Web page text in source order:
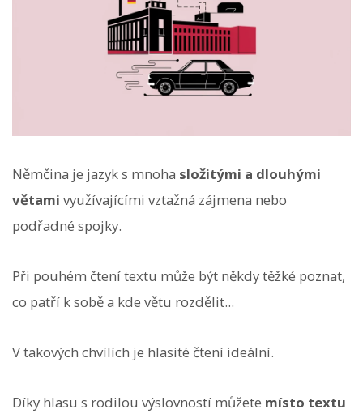
Němčina je jazyk s mnoha složitými a dlouhými
větami využívajícími vztažná zájmena nebo
podřadné spojky.
Při pouhém čtení textu může být někdy těžké poznat,
co patří k sobě a kde větu rozdělit...
V takových chvílích je hlasité čtení ideální.
Díky hlasu s rodilou výslovností můžete místo textu